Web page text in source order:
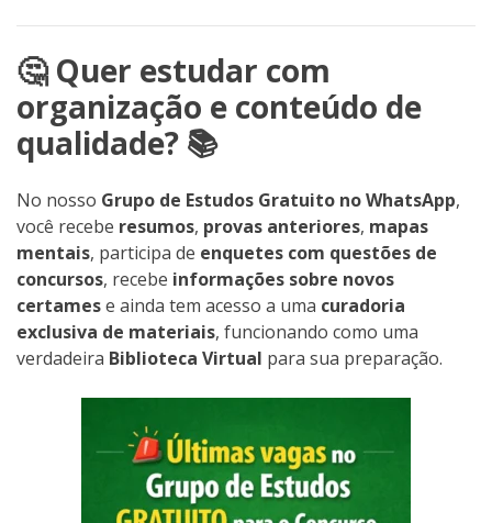
🤔 Quer estudar com
organização e conteúdo de
qualidade? 📚
No nosso Grupo de Estudos Gratuito no WhatsApp,
você recebe resumos, provas anteriores, mapas
mentais, participa de enquetes com questões de
concursos, recebe informações sobre novos
certamese ainda tem acesso a uma curadoria
exclusiva de materiais, funcionando como uma
verdadeira Biblioteca Virtual para sua preparação.